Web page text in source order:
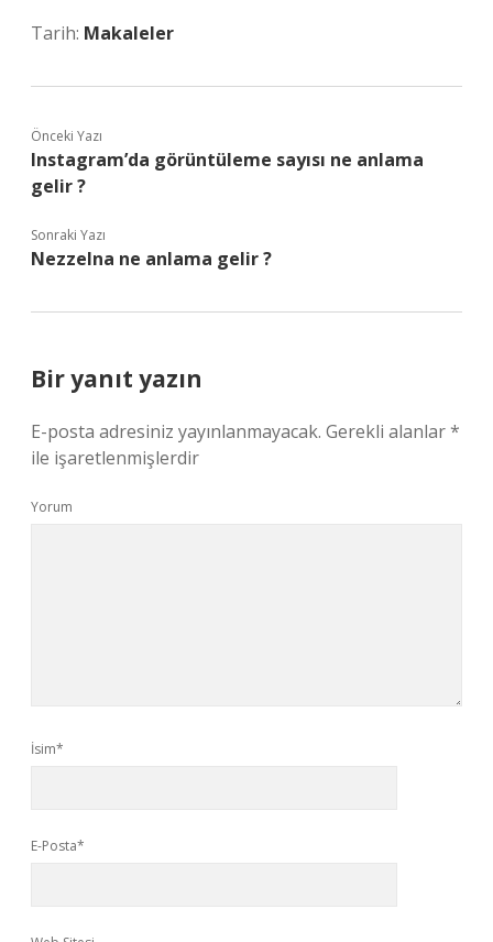
Tarih: Makaleler
Önceki Yazı
Instagram’da görüntüleme sayısı ne anlama
gelir ?
Sonraki Yazı
Nezzelna ne anlama gelir ?
Bir yanıt yazın
E-posta adresiniz yayınlanmayacak. Gerekli alanlar*
ile işaretlenmişlerdir
Yorum
İsim*
E-Posta*